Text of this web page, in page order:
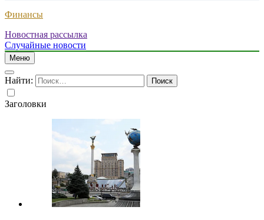
Финансы
Новостная рассылка
Случайные новости
Меню
Найти:
Заголовки